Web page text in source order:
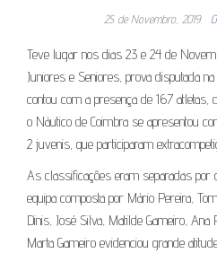
25 de Novembro, 2019 0
Teve lugar nos dias 23 e 24 de
Juniores e Seniores, prova disputada
contou com a presença de 167
o Náutico de Coimbra se apresentou
2 juvenis, que participaram
As classificações eram separadas por
equipa composta por Mário Pereira,
Dinis, José Silva, Matilde Gameiro, Ana
Marta Gameiro evidenciou grande